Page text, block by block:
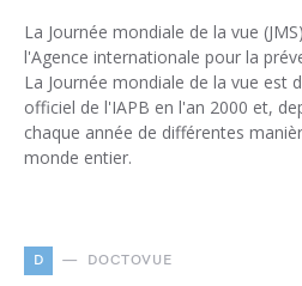
La Journée mondiale de la vue
l'Agence internationale pour la
La Journée mondiale de la vue est
officiel de l'IAPB en l'an 2000 et,
chaque année de différentes
monde entier.
D DOCTOVUE